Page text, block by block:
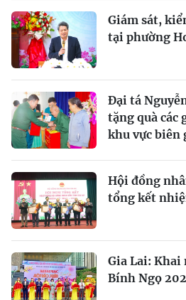
Giám sát,
tại phường
Đại tá
tặng quà các
khu vực biên
Hội đồng
tổng kết
Gia Lai: Khai
Bính Ngọ